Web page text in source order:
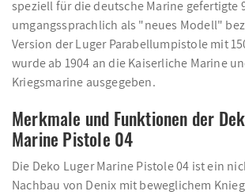
speziell für die deutsche Marine gefertigte
umgangssprachlich als "neues Modell"
Version der Luger Parabellumpistole mit
wurde ab 1904 an die Kaiserliche Marine
Kriegsmarine ausgegeben.
Merkmale und Funktionen der
Marine Pistole 04
Die Deko Luger Marine Pistole 04 ist ein
Nachbau von Denix mit beweglichem